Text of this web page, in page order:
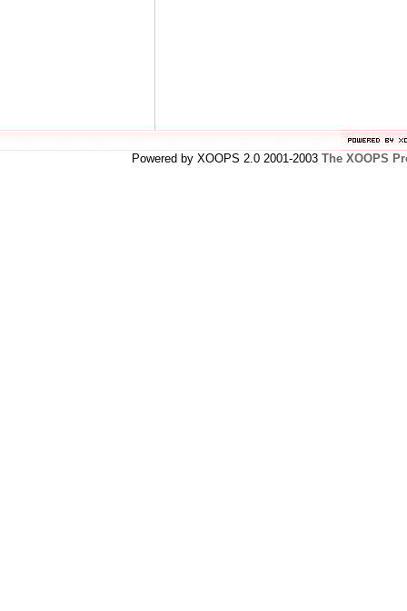
Powered by XOOPS 2.0 2001-2003 The XOOPS